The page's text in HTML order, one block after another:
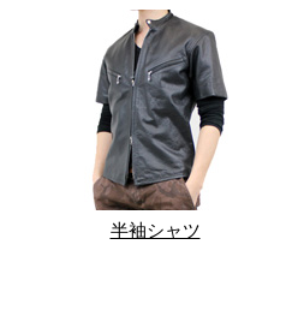
半袖シャツ